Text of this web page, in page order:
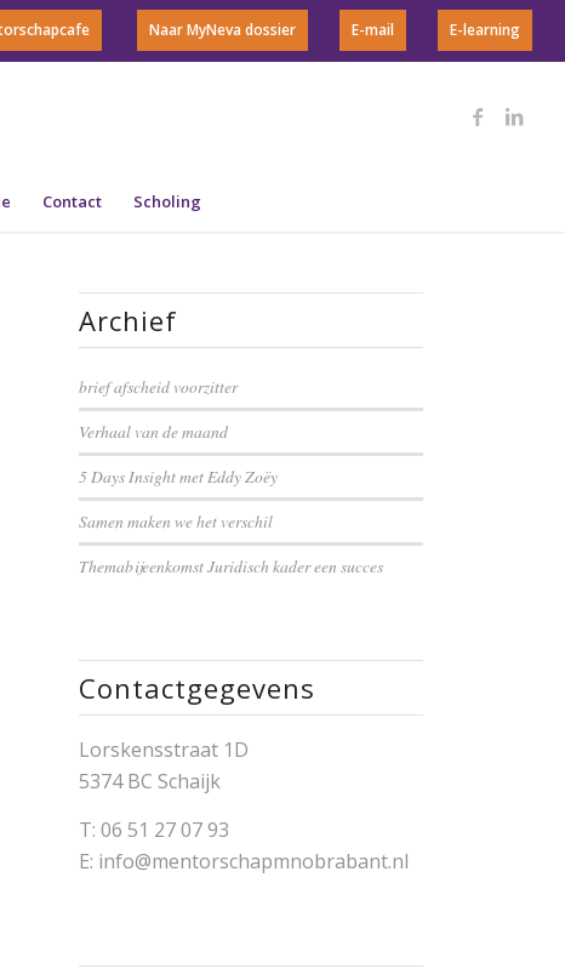
Naar MyNeva dossier E-mail E-learning
Contact Scholing
Archief
brief afscheid voorzitter
Verhaal van de maand
5 Days Insight met Eddy Zoëy
Samen maken we het verschil
Themabijeenkomst Juridisch kader een succes
Contactgegevens
Lorskensstraat 1D
5374 BC Schaijk
T: 06 51 27 07 93
E: info@mentorschapmnobrabant.nl